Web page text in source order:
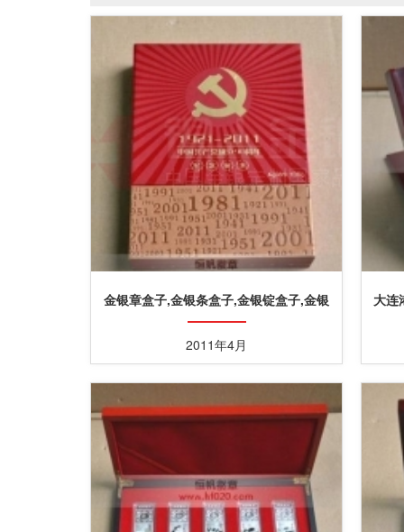
金银章盒子,金银条盒子,金银锭盒子,金银
砖盒子,纸盒烫金烫银
2011年4月
大连